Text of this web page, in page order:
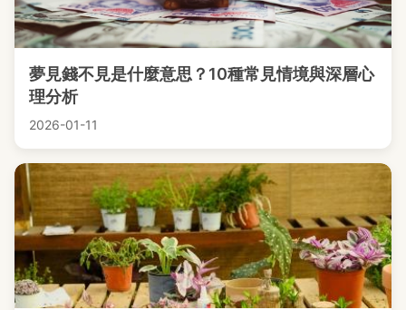
夢見錢不見是什麼意思？10種常見情境與深層心
理分析
2026-01-11